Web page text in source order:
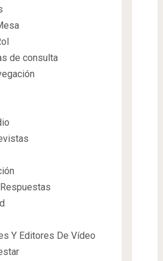
de consulta
Y Editores De Vídeo